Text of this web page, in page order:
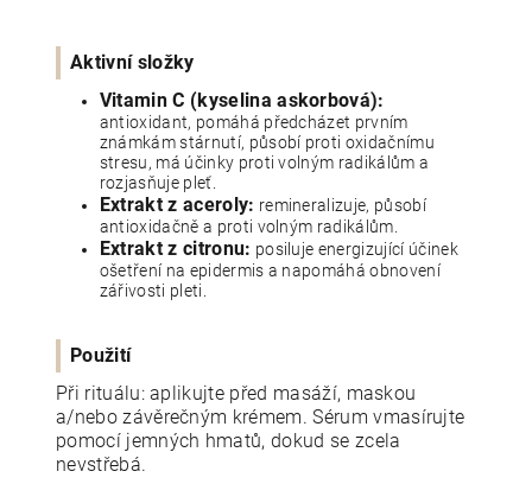
Aktivní složky
Vitamin C (kyselina askorbová):
antioxidant, pomáhá předcházet prvním
známkám stárnutí, působí proti oxidačnímu
stresu, má účinky proti volným radikálům a
rozjasňuje pleť.
Extrakt z aceroly: remineralizuje, působí
antioxidačně a proti volným radikálům.
Extrakt z citronu: posiluje energizující účinek
ošetření na epidermis a napomáhá obnovení
zářivosti pleti.
Použití
Při rituálu: aplikujte před masáží, maskou
a/nebo závěrečným krémem. Sérum vmasírujte
pomocí jemných hmatů, dokud se zcela
nevstřebá.